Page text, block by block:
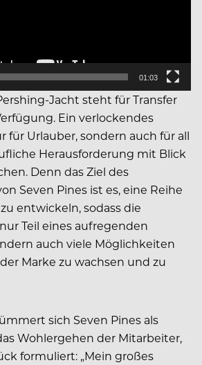
01:03
Jacht steht für Transfer
Ein verlockendes
für Urlauber, sondern auch für all
Herausforderung mit Blick
Denn das Ziel des
Seven Pines ist es, eine Reihe
entwickeln, sodass die
Teil eines aufregenden
auch viele Möglichkeiten
Marke zu wachsen und zu
sich Seven Pines als
Wohlergehen der Mitarbeiter,
formuliert: „Mein großes